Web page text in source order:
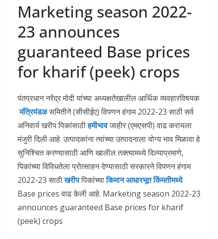
Marketing season 2022-
23 announces
guaranteed Base prices
for kharif (peek) crops
पंतप्रधान नरेंद्र मोदी यांच्या अध्यक्षतेखालील आर्थिक व्यवहारविषयक
मंत्रिमंडळसमितीने (सीसीईए) विपणन हंगाम 2022-23 साठी सर्व
अनिवार्य खरीप पिकांसाठीहमीभावजाहीर (एमएसपी) वाढ करायला
मंजुरी दिली आहे. उत्पादकांना त्यांच्या उत्पादनाला योग्य भाव मिळावा हे
सुनिश्चित करण्यासाठी आणि खालील तक्त्यामध्ये दिल्याप्रमाणे,
पिकांच्या विविधतेला प्रोत्साहन देण्यासाठी सरकारने विपणन हंगाम
2022-23 साठीखरीपपिकांच्याकिमान आधारभूत किंमतीमध्ये
Base prices वाढ केली आहे. Marketing season 2022-23
announces guaranteed Base prices for kharif
(peek) crops